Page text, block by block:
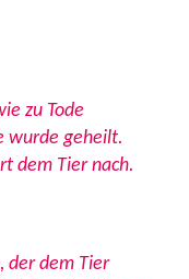
zu Tode
wurde geheilt.
dem Tier nach.
der dem Tier